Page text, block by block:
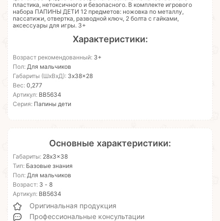
пластика, нетоксичного и безопасного. В комплекте игрового
набора ПАПИНЫ ДЕТИ 12 предметов: ножовка по металлу,
пассатижи, отвертка, разводной ключ, 2 болта с гайками,
аксессуары для игры. 3+
Характеристики:
Возраст рекомендованный: 3+
Пол: Для мальчиков
Габариты (ШхВхД): 3x38x28
Вес: 0,277
Артикул: ВВ5634
Серия: Папины дети
Основные характеристики:
Габариты: 28x3x38
Тип: Базовые знания
Пол: Для мальчиков
Возраст: 3 - 8
Артикул: ВВ5634
Оригинальная продукция
Профессиональные консультации